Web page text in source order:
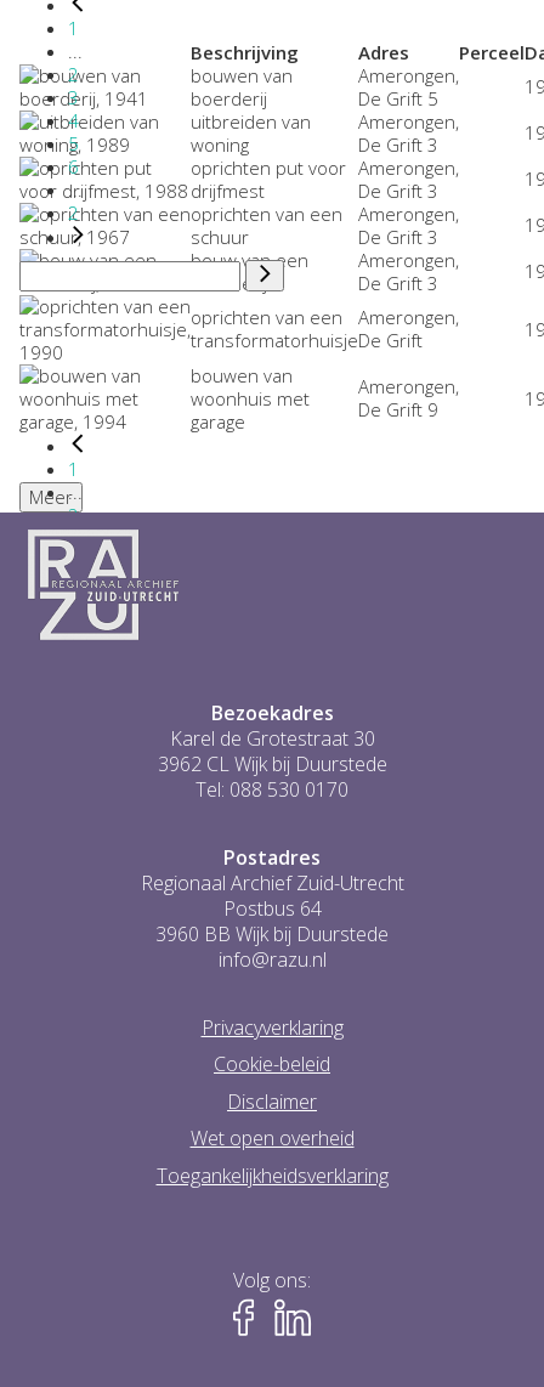
1
2
3
4
5
6
...
2
Beschrijving Adres Perceel
bouwen van
boerderij
Amerongen,
De Grift 5
uitbreiden van
woning
Amerongen,
De Grift 3
oprichten put voor
drijfmest
Amerongen,
De Grift 3
oprichten van een
schuur
Amerongen,
De Grift 3
bouw van een
boerderij
Amerongen,
De Grift 3
oprichten van een
transformatorhuisje
Amerongen,
De Grift
bouwen van
woonhuis met
garage
Amerongen,
De Grift 9
1
...
2
3
4
5
6
...
Meer
Bezoekadres
Karel de Grotestraat 30
3962 CL Wijk bij Duurstede
Tel: 088 530 0170
Postadres
Regionaal Archief Zuid-Utrecht
Postbus 64
3960 BB Wijk bij Duurstede
info@razu.nl
Privacyverklaring
Cookie-beleid
Disclaimer
Wet open overheid
Toegankelijkheidsverklaring
Volg ons: